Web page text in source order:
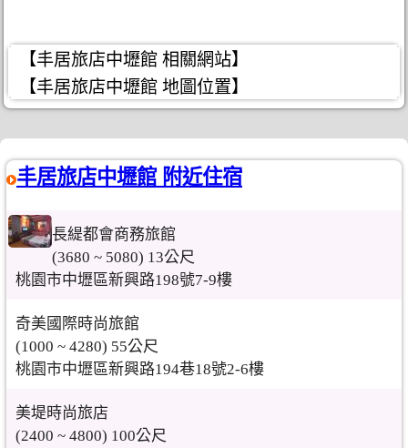
【丰居旅店中壢館 相關網站】
【丰居旅店中壢館 地圖位置】
丰居旅店中壢館 附近住宿
長緹都會商務旅館
(3680 ~ 5080) 13公尺
桃園市中壢區新興路198號7-9樓
奇美國際時尚旅館
(1000 ~ 4280) 55公尺
桃園市中壢區新興路194巷18號2-6樓
美堤時尚旅店
(2400 ~ 4800) 100公尺